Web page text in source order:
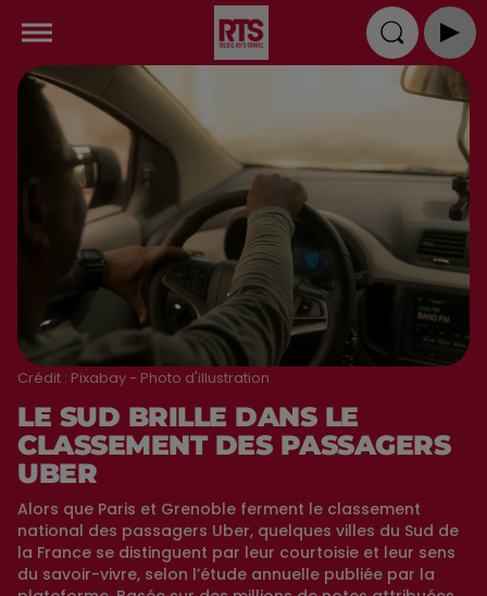
Crédit : Pixabay - Photo d'illustration
LE SUD BRILLE DANS LE
CLASSEMENT DES PASSAGERS
UBER
Alors que Paris et Grenoble ferment le classement
national des passagers Uber, quelques villes du Sud de
la France se distinguent par leur courtoisie et leur sens
du savoir-vivre, selon l’étude annuelle publiée par la